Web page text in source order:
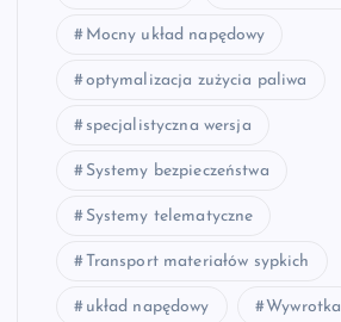
Mocny układ napędowy
optymalizacja zużycia paliwa
specjalistyczna wersja
Systemy bezpieczeństwa
Systemy telematyczne
Transport materiałów sypkich
układ napędowy Wywrotka